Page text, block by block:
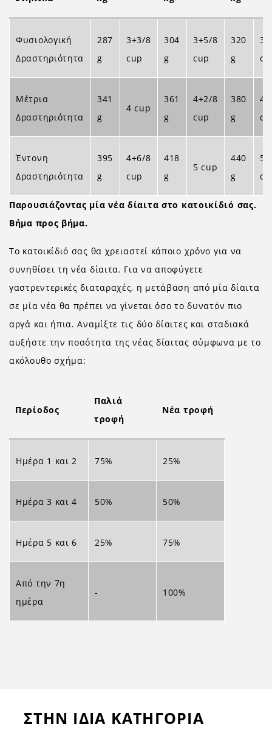
Φυσιολογική
Δραστηριότητα
287
g
3+3/8
cup
304
g
3+5/8
cup
320
g
Μέτρια
Δραστηριότητα
341
g
4 cup
361
g
4+2/8
cup
380
g
Έντονη
Δραστηριότητα
395
g
4+6/8
cup
418
g
5 cup
440
g
Παρουσιάζοντας μία νέα δίαιτα στο κατοικίδιό σας.
Βήμα προς βήμα.
Το κατοικίδιό σας θα χρειαστεί κάποιο χρόνο για να
συνηθίσει τη νέα δίαιτα. Για να αποφύγετε
γαστρεντερικές διαταραχές, η μετάβαση από μία δίαιτα
σε μία νέα θα πρέπει να γίνεται όσο το δυνατόν πιο
αργά και ήπια. Αναμίξτε τις δύο δίαιτες και σταδιακά
αυξήστε την ποσότητα της νέας δίαιτας σύμφωνα με το
ακόλουθο σχήμα:
Περίοδος
Παλιά
τροφή
Νέα τροφή
Ημέρα 1 και 2 75% 25%
Ημέρα 3 και 4 50% 50%
Ημέρα 5 και 6 25% 75%
Από την 7η
ημέρα
- 100%
ΣΤΗΝ ΙΔΙΑ ΚΑΤΗΓΟΡΙΑ